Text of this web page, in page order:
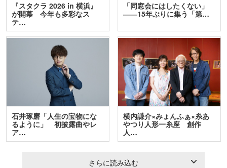
『スタクラ 2026 in 横浜』
が開幕 今年も多彩なス
テ…
「同窓会にはしたくない」
――15年ぶりに集う「第…
石井琢磨「人生の宝物にな
るように」 初披露曲やレ
ア…
横内謙介×みょんふぁ×糸あ
やつり人形一糸座 創作
人…
さらに読み込む